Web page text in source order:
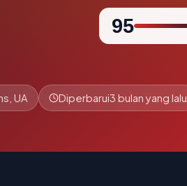
95
UA Diperbarui3 bulan yang lalu